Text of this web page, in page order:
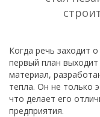
Когда речь заходит
первый план выходит
материал,
тепла. Он не только
что делает его
предприятия.